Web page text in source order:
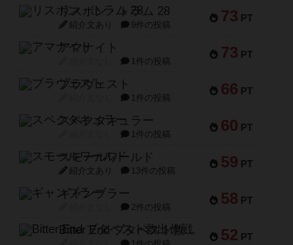
73 PT
リスボン・トラム 28
紹介文あり 9件の投稿
73 PT
アマナイト
1件の投稿
66 PT
ブラヴェスト
1件の投稿
60 PT
スペクタキュラー
1件の投稿
59 PT
スモールワールド
紹介文あり 13件の投稿
58 PT
ギャンブラー
2件の投稿
52 PT
Bitter End ブタペスト救出作戦